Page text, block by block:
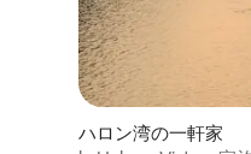
ハロン湾の一軒家